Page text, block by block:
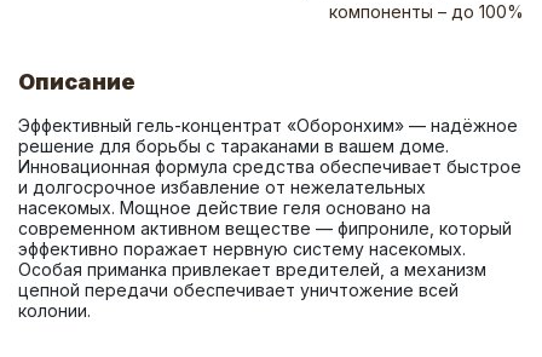
компоненты – до 100%
Описание
Эффективный гель-концентрат «Оборонхим» — надёжное
решение для борьбы с тараканами в вашем доме.
Инновационная формула средства обеспечивает быстрое
и долгосрочное избавление от нежелательных
насекомых. Мощное действие геля основано на
современном активном веществе — фипрониле, который
эффективно поражает нервную систему насекомых.
Особая приманка привлекает вредителей, а механизм
цепной передачи обеспечивает уничтожение всей
колонии.